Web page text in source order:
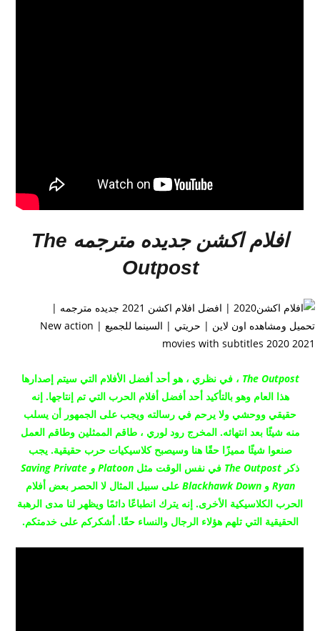
افلام اكشن جديده مترجمه The
Outpost
The Outpost ، في نظري ، هو أحد أفضل الأفلام التي سيتم إصدارها
هذا العام وهو بالتأكيد أحد أفضل أفلام الحرب التي تم إنتاجها.إنه
حقيقي ووحشي ولا يرحم في رسالته ويجب على الجمهور أن يسلب
منه شيئًا بعد انتهائه.المخرج رود لوري ، طاقم الممثلين وطاقم العمل
صنعوا شيئًا مميزًا حقًا هنا وسيصبح كلاسيكيات حرب حقيقية.يجب
ذكر
في نفس الوقت مثل
Platoon و Saving Private
Ryan و Blackhawk Down
على سبيل المثال لا الحصر بعض أفلام
الحرب الكلاسيكية الأخرى. إنه يترك انطباعًا دائمًا ويظهر لنا مدى الرهبة
الحقيقية التي تلهم هؤلاء الرجال والنساء حقًا.أشكركم على خدمتكم.